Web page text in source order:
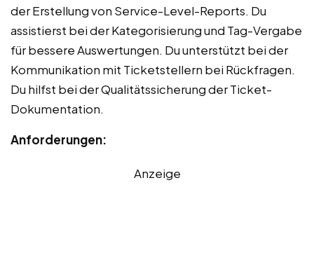
der Erstellung von Service-Level-Reports. Du
assistierst bei der Kategorisierung und Tag-Vergabe
für bessere Auswertungen. Du unterstützt bei der
Kommunikation mit Ticketstellern bei Rückfragen.
Du hilfst bei der Qualitätssicherung der Ticket-
Dokumentation.
Anforderungen:
Anzeige